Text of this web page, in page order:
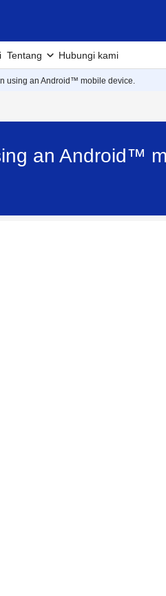
Tentang Hubungi kami
using an Android™ mobile device.
an Android™